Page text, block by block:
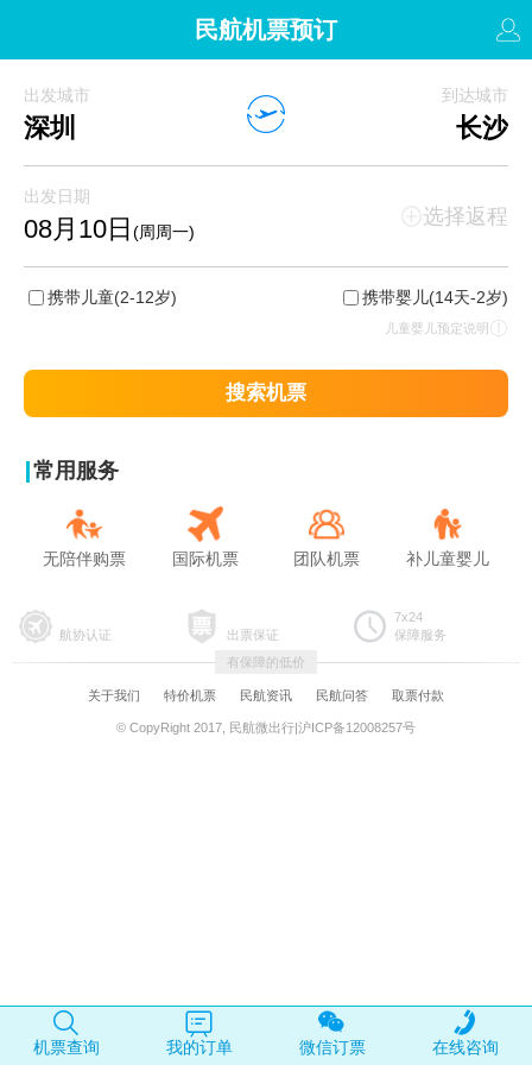
民航机票预订
出发城市
深圳
到达城市
长沙
出发日期
08月10日 (周周一)
选择返程
携带儿童(2-12岁) 携带婴儿(14天-2岁)
儿童婴儿预定说明
搜索机票
常用服务
无陪伴购票 国际机票 团队机票 补儿童婴儿
航协认证 出票保证
7x24
保障服务
有保障的低价
关于我们 特价机票 民航资讯 民航问答 取票付款
© CopyRight 2017, 民航微出行|沪ICP备12008257号
机票查询 我的订单 微信订票 在线咨询